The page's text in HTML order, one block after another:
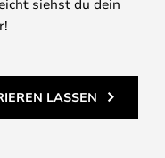
siehst du dein
LASSEN